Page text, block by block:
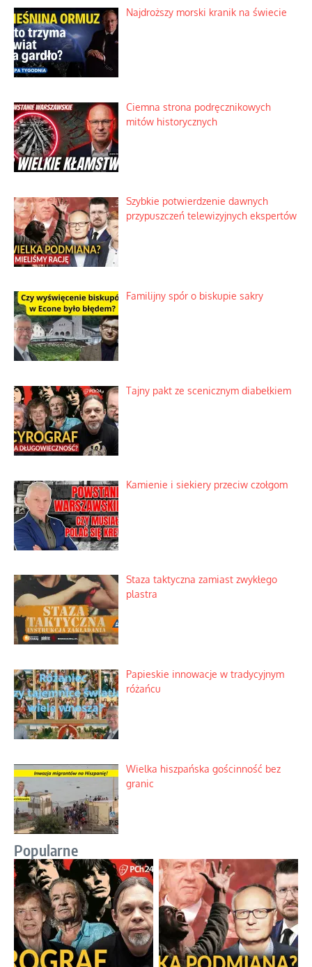
Najdroższy morski kranik na świecie
Ciemna strona podręcznikowych
mitów historycznych
Szybkie potwierdzenie dawnych
przypuszczeń telewizyjnych ekspertów
Familijny spór o biskupie sakry
Tajny pakt ze scenicznym diabełkiem
Kamienie i siekiery przeciw czołgom
Staza taktyczna zamiast zwykłego
plastra
Papieskie innowacje w tradycyjnym
różańcu
Wielka hiszpańska gościnność bez
granic
Popularne